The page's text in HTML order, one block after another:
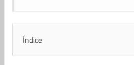
Índice